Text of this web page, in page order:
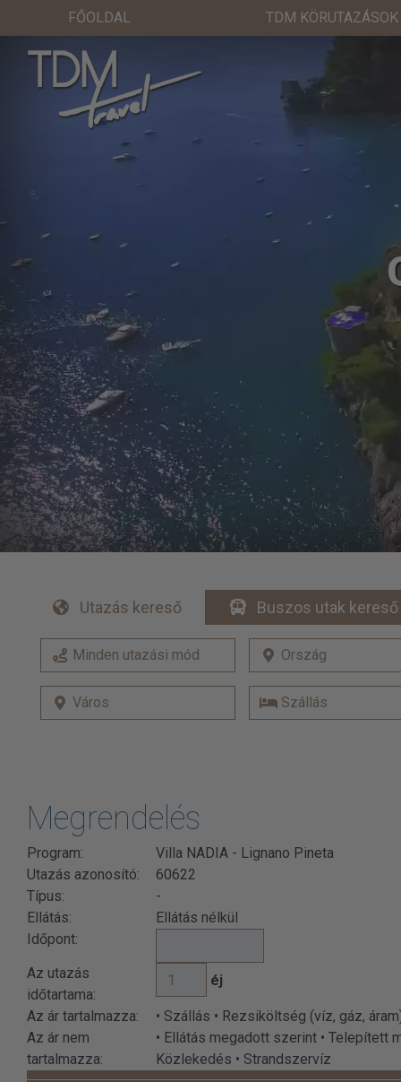
FŐOLDAL TDM KÖRUTAZÁSOK
Utazás kereső Buszos utak kereső
Megrendelés
Program:
Villa NADIA - Lignano Pineta
Utazás azonosító:
60622
Típus:
-
Ellátás:
Ellátás nélkül
Időpont:
Az utazás
időtartama:
éj
Az ár tartalmazza:
• Szállás • Rezsiköltség (víz, gáz,
Az ár nem
tartalmazza:
• Ellátás megadott szerint • Telepített
Közlekedés • Strandszervíz